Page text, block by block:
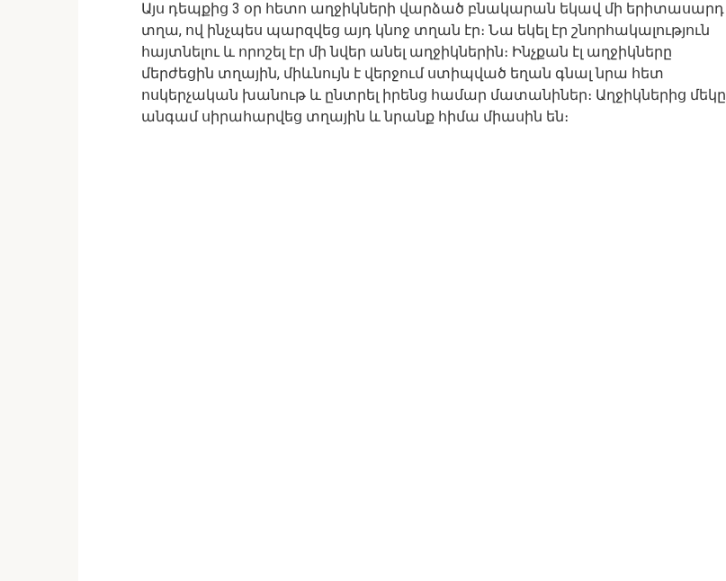
Այս դեպքից 3 օր հետո աղջիկների վարձած բնակարան եկավ մի երիտասարդ
տղա, ով ինչպես պարզվեց այդ կնոջ տղան էր։ Նա եկել էր շնորհակալություն
հայտնելու և որոշել էր մի նվեր անել աղջիկներին։ Ինչքան էլ աղջիկները
մերժեցին տղային, միևնույն է վերջում ստիպված եղան գնալ նրա հետ
ոսկերչական խանութ և ընտրել իրենց համար մատանիներ։ Աղջիկներից մեկը
անգամ սիրահարվեց տղային և նրանք հիմա միասին են։